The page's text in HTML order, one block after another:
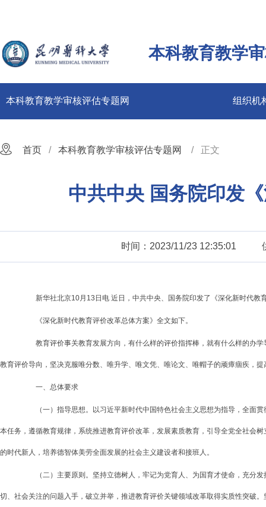
本科教育教学
本科教育教学审核评估专题网 组织机
首页 本科教育教学审核评估专题网 正文
中共中央 国务院印发
时间：2023/11/23 12:35:01
新华社北京10月13日电 近日，中共中央、国务院印发了《深化新时代教
《深化新时代教育评价改革总体方案》全文如下。
教育评价事关教育发展方向，有什么样的评价指挥棒，就有什么样的办学
教育评价导向，坚决克服唯分数、唯升学、唯文凭、唯论文、唯帽子的顽瘴痼疾，
一、总体要求
（一）指导思想。以习近平新时代中国特色社会主义思想为指导，全面贯
本任务，遵循教育规律，系统推进教育评价改革，发展素质教育，引导全党全社会
的时代新人，培养德智体美劳全面发展的社会主义建设者和接班人。
（二）主要原则。坚持立德树人，牢记为党育人、为国育才使命，充分发
切、社会关注的问题入手，破立并举，推进教育评价关键领域改革取得实质性突破